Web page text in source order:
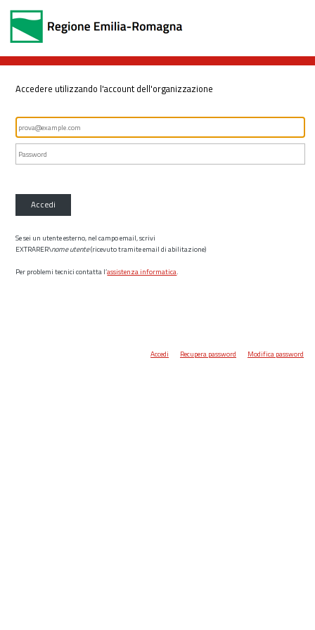
Accedere utilizzando l'account dell'organizzazione
Accedi
Se sei un utente esterno, nel campo email, scrivi
EXTRARER\nome utente(ricevuto tramite email di abilitazione)
Per problemi tecnici contatta l’assistenza informatica.
Accedi Recupera password Modifica password